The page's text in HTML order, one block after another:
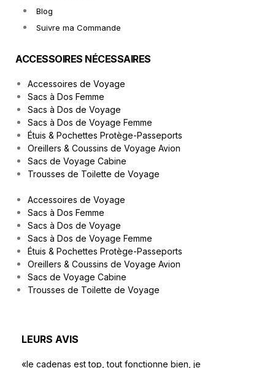
Blog
Suivre ma Commande
ACCESSOIRES NÉCESSAIRES
Accessoires de Voyage
Sacs à Dos Femme
Sacs à Dos de Voyage
Sacs à Dos de Voyage Femme
Étuis & Pochettes Protège-Passeports
Oreillers & Coussins de Voyage Avion
Sacs de Voyage Cabine
Trousses de Toilette de Voyage
Accessoires de Voyage
Sacs à Dos Femme
Sacs à Dos de Voyage
Sacs à Dos de Voyage Femme
Étuis & Pochettes Protège-Passeports
Oreillers & Coussins de Voyage Avion
Sacs de Voyage Cabine
Trousses de Toilette de Voyage
LEURS AVIS
«le cadenas est top, tout fonctionne bien, je